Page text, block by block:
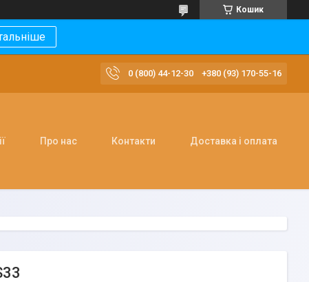
Кошик
0 (800) 44-12-30 +380 (93) 170-55-16
Про нас Контакти Доставка і оплата